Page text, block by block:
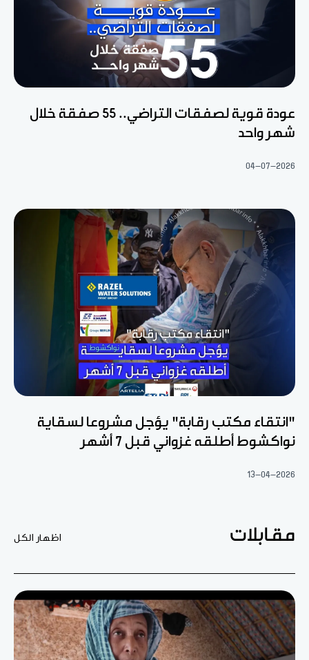
عودة قوية لصفقات التراضي.. 55 صفقة خلال
شهر واحد
04-07-2026
"انتقاء مكتب رقابة" يؤجل مشروعا لسقاية
نواكشوط أطلقه غزواني قبل 7 أشهر
13-04-2026
مقابلات اظهار الكل